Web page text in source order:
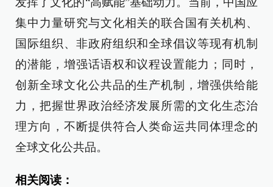
集中力量研究与文化相关的联合国有关机构、
国际组织、非政府组织和全球倡议等现有机制
的潜能，增强话语权和议程设置能力；同时，
创新全球文化公共品的生产机制，增强供给能
力，把握世界政治经济发展所需的文化生态治
理方向，不断提供符合人类命运共同体理念的
全球文化公共品。
相关阅读：